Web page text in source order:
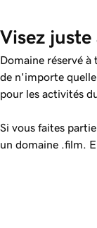
Visez juste
Domaine réservé à
de n'importe quelle
pour les activités
Si vous faites
un domaine .film.